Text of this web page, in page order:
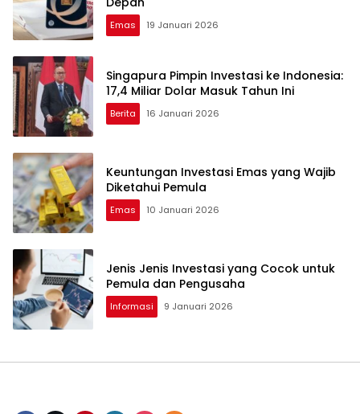
Emas 19 Januari 2026
Singapura Pimpin Investasi ke Indonesia:
17,4 Miliar Dolar Masuk Tahun Ini
Berita 16 Januari 2026
Keuntungan Investasi Emas yang Wajib
Diketahui Pemula
Emas 10 Januari 2026
Jenis Jenis Investasi yang Cocok untuk
Pemula dan Pengusaha
Informasi 9 Januari 2026